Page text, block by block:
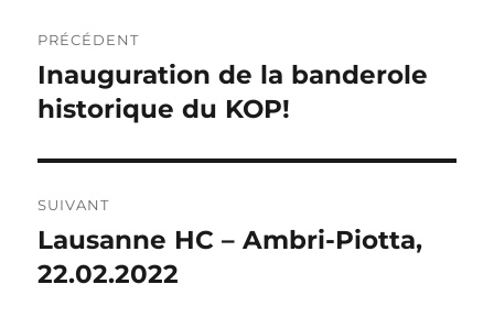
DE
L’ARTICLE
PRÉCÉDENT
Publication
précédente :
Inauguration de la banderole
historique du KOP!
SUIVANT
Publication
suivante :
Lausanne HC – Ambri-Piotta,
22.02.2022